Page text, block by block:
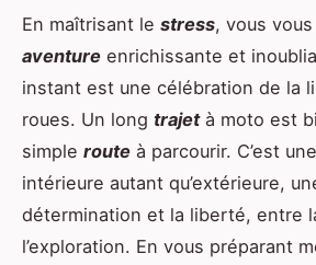
En maîtrisant le stress, vous
aventure enrichissante et
instant est une célébration de la
roues. Un long trajetà moto est
simple route à parcourir. C’est une
intérieure autant qu’extérieure,
détermination et la liberté, entre
l’exploration. En vous préparant